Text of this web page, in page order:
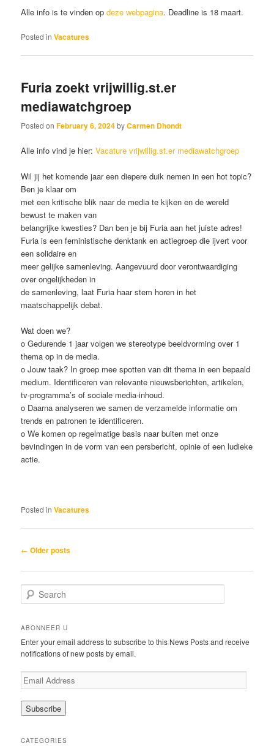
Alle info is te vinden opdeze webpagina. Deadline is 18 maart.
Posted in Vacatures
Furia zoekt vrijwillig.st.er
mediawatchgroep
Posted onFebruary 6, 2024byCarmen Dhondt
Alle info vind je hier:Vacature vrijwillig.st.er mediawatchgroep
Wil jij het komende jaar een diepere duik nemen in een hot topic?
Ben je klaar om
met een kritische blik naar de media te kijken en de wereld
bewust te maken van
belangrijke kwesties? Dan ben je bij Furia aan het juiste adres!
Furia is een feministische denktank en actiegroep die ijvert voor
een solidaire en
meer gelijke samenleving. Aangevuurd door verontwaardiging
over ongelijkheden in
de samenleving, laat Furia haar stem horen in het
maatschappelijk debat.
Wat doen we?
o Gedurende 1 jaar volgen we stereotype beeldvorming over 1
thema op in de media.
o Jouw taak? In groep mee spotten van dit thema in een bepaald
medium. Identificeren van relevante nieuwsberichten, artikelen,
tv-programma’s of sociale media-inhoud.
o Daarna analyseren we samen de verzamelde informatie om
trends en patronen te identificeren.
o We komen op regelmatige basis naar buiten met onze
bevindingen in de vorm van een persbericht, opinie of een ludieke
actie.
Posted in Vacatures
Post
← Older posts
e
r
h
ABONNEER U
Enter your email address to subscribe to this News Posts and receive
notifications of new posts by email.
E
m
a
i
CATEGORIES